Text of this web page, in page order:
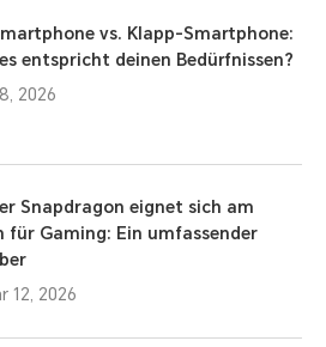
vs. Klapp-Smartphone:
entspricht deinen Bedürfnissen?
2026
Snapdragon eignet sich am
für Gaming: Ein umfassender
12, 2026